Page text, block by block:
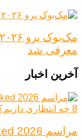
معرفی شد
آخرین اخبار
مراسم Galaxy Unpacked 2026